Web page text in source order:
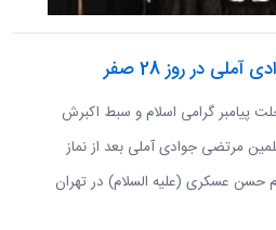
در روز 28 صفر
سالروز رحلت پیامبر گرامی اسلام و سبط اکبرش
مرتضی جوادی آملی بعد از نماز
عسکری (علیه السلام) در تهران